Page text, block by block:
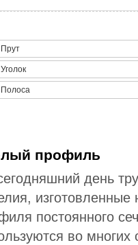
Прут
Уголок
Полоса
профиль
день
изготовленные
постоянного
во многих